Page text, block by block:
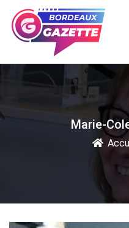
Marie-